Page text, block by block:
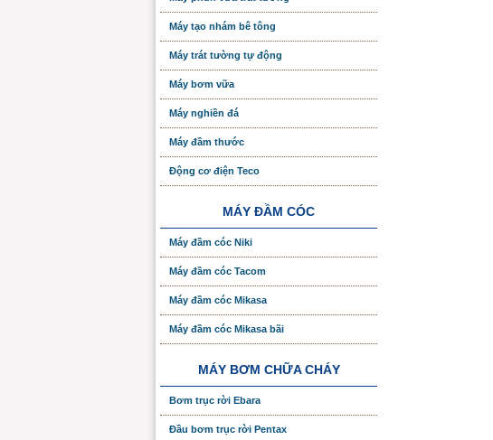
Máy tạo nhám bê tông
Máy trát tường tự động
Máy bơm vữa
Máy nghiền đá
Máy đầm thước
Động cơ điện Teco
MÁY ĐẦM CÓC
Máy đầm cóc Niki
Máy đầm cóc Tacom
Máy đầm cóc Mikasa
Máy đầm cóc Mikasa bãi
MÁY BƠM CHỮA CHÁY
Bơm trục rời Ebara
Đầu bơm trục rời Pentax